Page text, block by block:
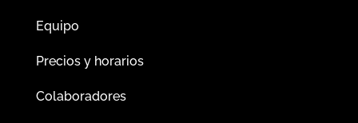
Equipo
Precios y horarios
Colaboradores